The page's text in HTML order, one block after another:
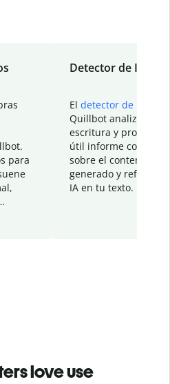
para
Detector de IA
El detector de IA
Quillbot analiza tu
escritura y
útil informe con
sobre el contenido
generado y refinado
IA en tu texto.
love use